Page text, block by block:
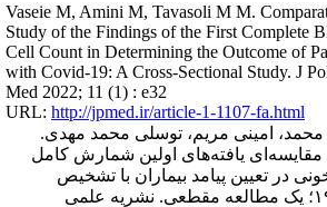
Vaseie M, Amini M, Tavasoli M M.
Study of the Findings of the First Complete
Cell Count in Determining the Outcome of
with Covid-19: A Cross-Sectional Study. J
Med 2022; 11 (1) : e32
URL: http://jpmed.ir/article-1-1107-fa.html
امینی مریم، توسلی محمد مهدی.
یافته‌های اولین شمارش کامل
در تعیین پیامد بیماران با تشخیص
کووید-۱۹؛ یک مطالعه مقطعی. نشریه علمی